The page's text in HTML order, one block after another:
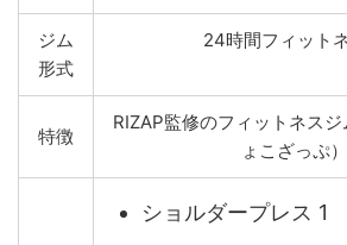
ジム
形式
24時間フィット
特徴
RIZAP監修のフィットネス
ょこざっぷ）
ショルダープレス 1